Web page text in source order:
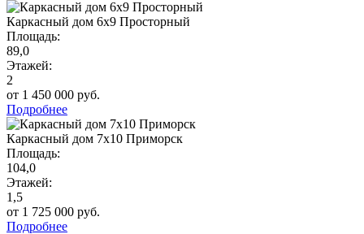
Каркасный дом 6х9 Просторный
Площадь:
89,0
Этажей:
2
от 1 450 000 руб.
Подробнее
Каркасный дом 7х10 Приморск
Площадь:
104,0
Этажей:
1,5
от 1 725 000 руб.
Подробнее